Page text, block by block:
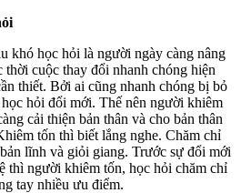
khó học hỏi là người ngày càng nâng
cuộc thay đổi nhanh chóng hiện
thiết. Bởi ai cũng nhanh chóng bị bỏ
hỏi đổi mới. Thế nên người khiêm
cải thiện bản thân và cho bản thân
tốn thì biết lắng nghe. Chăm chỉ
lĩnh và giỏi giang. Trước sự đổi mới
thì người khiêm tốn, học hỏi chăm chỉ
tay nhiều ưu điểm.